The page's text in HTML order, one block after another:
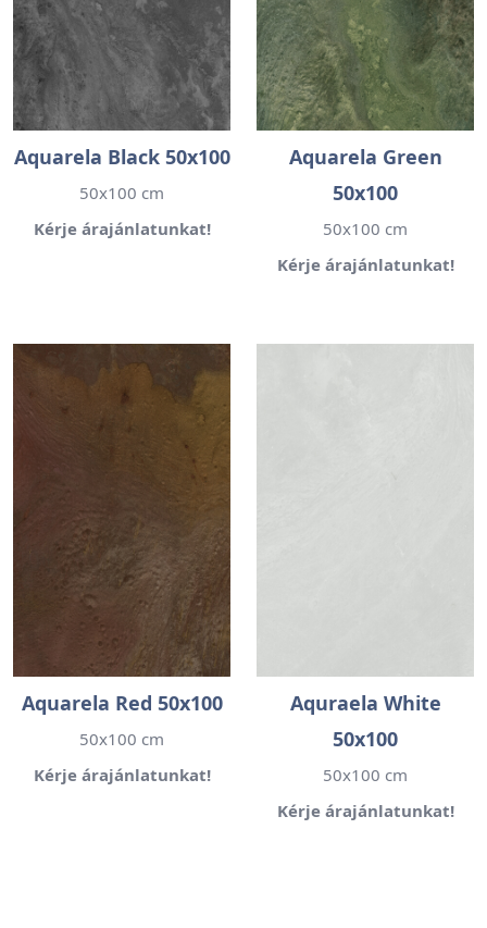
Aquarela Black 50x100
50x100 cm
Kérje árajánlatunkat!
Aquarela Green
50x100
50x100 cm
Kérje árajánlatunkat!
Aquarela Red 50x100
50x100 cm
Kérje árajánlatunkat!
Aquraela White
50x100
50x100 cm
Kérje árajánlatunkat!